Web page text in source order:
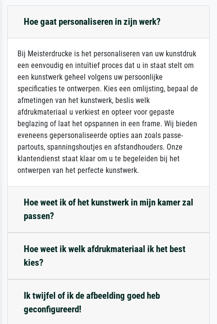
Hoe gaat personaliseren in zijn werk?
Bij Meisterdrucke is het personaliseren van uw kunstdruk
een eenvoudig en intuïtief proces dat u in staat stelt om
een kunstwerk geheel volgens uw persoonlijke
specificaties te ontwerpen. Kies een omlijsting, bepaal de
afmetingen van het kunstwerk, beslis welk
afdrukmateriaal u verkiest en opteer voor gepaste
beglazing of laat het opspannen in een frame. Wij bieden
eveneens gepersonaliseerde opties aan zoals passe-
partouts, spanningshoutjes en afstandhouders. Onze
klantendienst staat klaar om u te begeleiden bij het
ontwerpen van het perfecte kunstwerk.
Hoe weet ik of het kunstwerk in mijn kamer zal
passen?
Hoe weet ik welk afdrukmateriaal ik het best
kies?
Ik twijfel of ik de afbeelding goed heb
geconfigureerd!